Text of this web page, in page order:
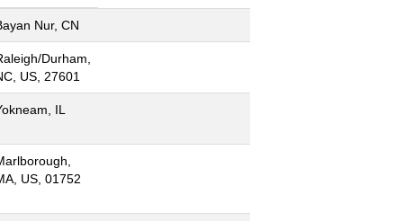
Nur, CN
Durham,
US, 27601
IL
US, 01752